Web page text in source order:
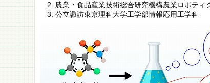
農業・食品産業技術総合研究機構農業ロボテ
公立諏訪東京理科大学工学部情報応用工学科